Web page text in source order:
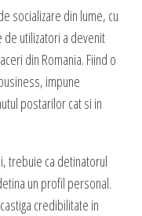
ne-am dezvoltat cot la
cu cele mai variate
lansarea si
ce ne prezinti ideea si
imbunatatiri, sa
sa cream un plus de
in fata clientilor tai.
socializare din lume, cu
de utilizatori a devenit
din Romania. Fiind o
impune
postarilor cat si in
trebuie ca detinatorul
un profil personal.
credibilitate in